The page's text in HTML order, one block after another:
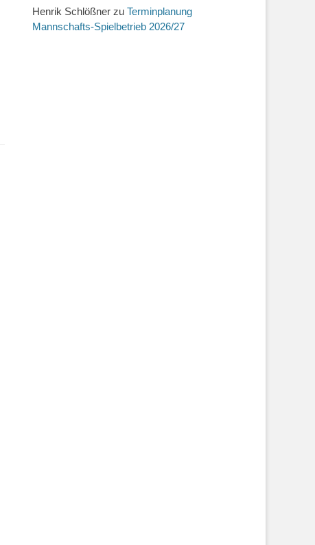
Henrik Schlößner zu Terminplanung
Mannschafts-Spielbetrieb 2026/27